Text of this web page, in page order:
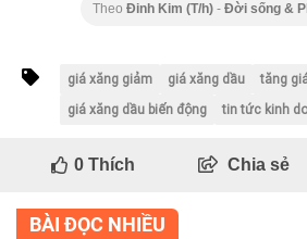
Theo Đinh Kim (T/h) - Đời sống &
giá xăng giảm giá xăng dầu
tăng
giá xăng dầu biến động
tin tức kinh
0Thích Chia sẻ
BÀI ĐỌC NHIỀU